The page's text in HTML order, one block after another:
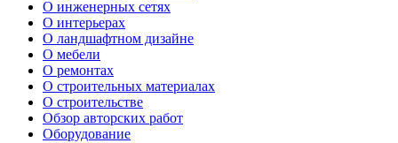
О инженерных сетях
О интерьерах
О ландшафтном дизайне
О мебели
О ремонтах
О строительных материалах
О строительстве
Обзор авторских работ
Оборудование